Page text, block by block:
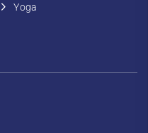
Yoga